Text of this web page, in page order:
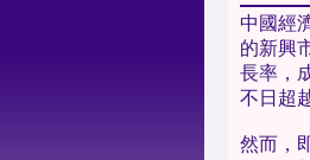
中國經
的新興
長率，
不日超
然而，